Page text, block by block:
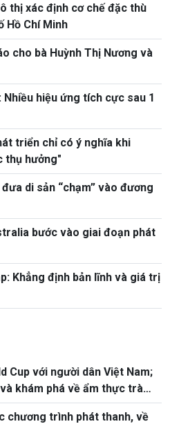
thị xác định cơ chế đặc thù
Hồ Chí Minh
cho bà Huỳnh Thị Nương và
Nhiều hiệu ứng tích cực sau 1
triển chỉ có ý nghĩa khi
thụ hưởng"
di sản “chạm” vào đương
bước vào giai đoạn phát
Khẳng định bản lĩnh và giá trị
Việt Nam;
khám phá về ẩm thực trà
chương trình phát thanh, về